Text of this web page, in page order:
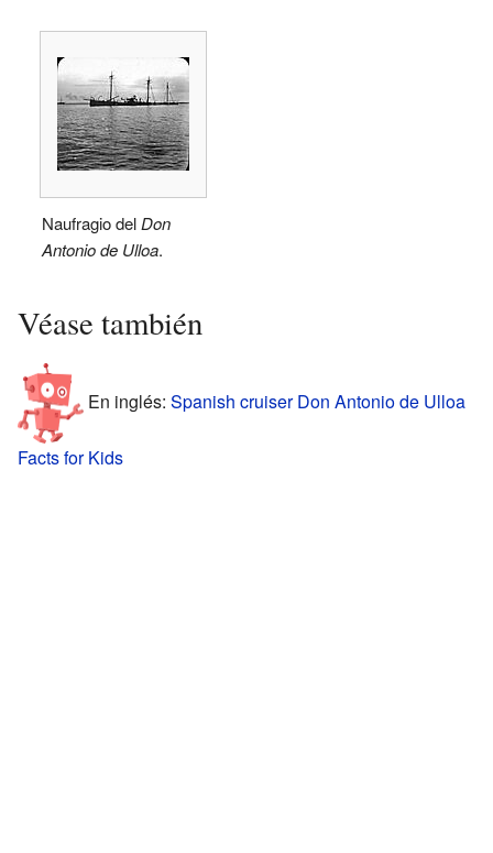
Naufragio delDon
Antonio de Ulloa.
Véase también
En inglés: Spanish cruiser Don Antonio de Ulloa
Facts for Kids